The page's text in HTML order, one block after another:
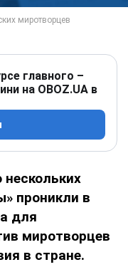
главного –
на OBOZ.UA в
нескольких
проникли в
для
миротворцев
в стране.